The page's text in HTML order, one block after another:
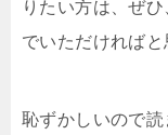
りたい方は、ぜ
でいただければと
恥ずかしいので